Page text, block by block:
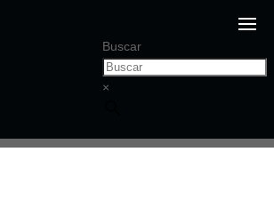
Buscar
×